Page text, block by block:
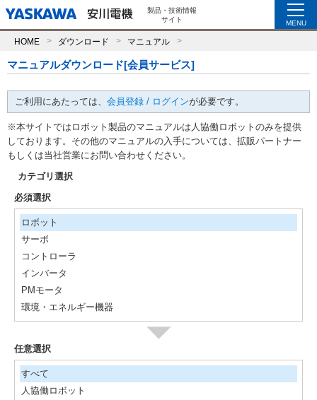
製品・技術情報
サイト
MENU
HOME ダウンロード マニュアル
マニュアルダウンロード[会員サービス]
ご利用にあたっては、 会員登録 / ログインが必要です。
※本サイトではロボット製品のマニュアルは人協働ロボットのみを提供
しております。その他のマニュアルの入手については、拡販パートナー
もしくは当社営業にお問い合わせください。
カテゴリ選択
必須選択
ロボット
サーボ
コントローラ
インバータ
PMモータ
環境・エネルギー機器
任意選択
すべて
人協働ロボット